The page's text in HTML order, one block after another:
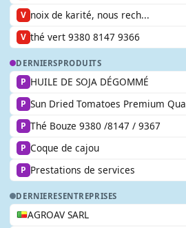
V noix de karité, nous rech...
V thé vert 9380 8147 9366
DERNIERSPRODUITS
P HUILE DE SOJA DÉGOMMÉ
P Sun Dried Tomatoes Premium Qua
P Thé Bouze 9380 /8147 / 9367
P Coque de cajou
P Prestations de services
DERNIERESENTREPRISES
AGROAV SARL